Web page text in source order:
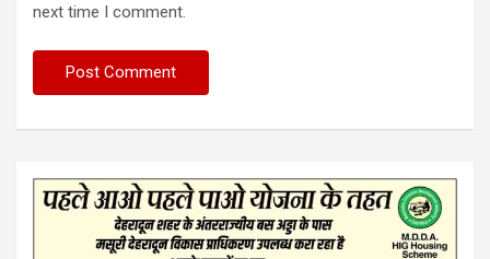
next time I comment.